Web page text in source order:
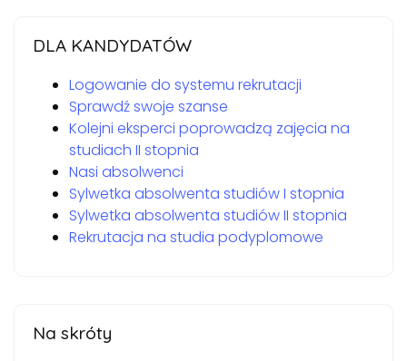
DLA KANDYDATÓW
Logowanie do systemu rekrutacji
Sprawdź swoje szanse
Kolejni eksperci poprowadzą zajęcia na
studiach II stopnia
Nasi absolwenci
Sylwetka absolwenta studiów I stopnia
Sylwetka absolwenta studiów II stopnia
Rekrutacja na studia podyplomowe
Na skróty